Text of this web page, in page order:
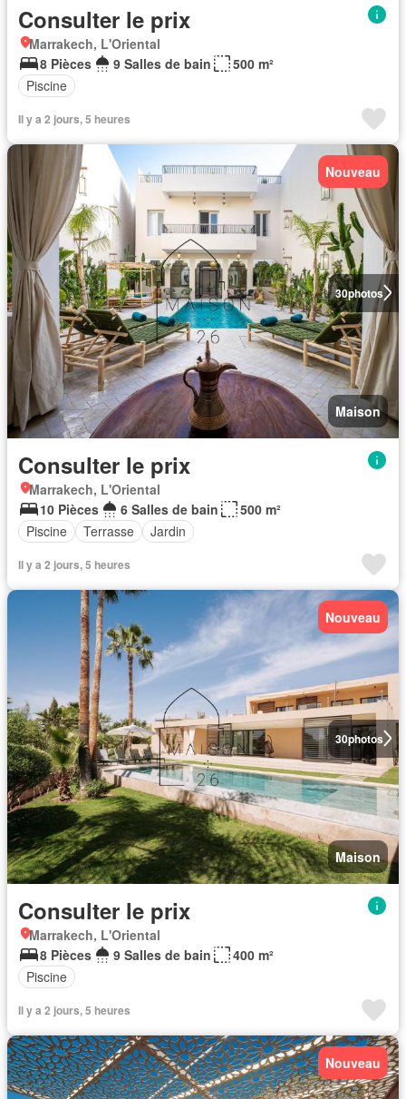
Consulter le prix
Marrakech, L'Oriental
8 Pièces
9 Salles de bain
500 m²
Piscine
Il y a 2 jours, 5 heures
30photos
Nouveau
Maison
Consulter le prix
Marrakech, L'Oriental
10 Pièces
6 Salles de bain
500 m²
Piscine
Terrasse Jardin
Il y a 2 jours, 5 heures
30photos
Nouveau
Maison
Consulter le prix
Marrakech, L'Oriental
8 Pièces
9 Salles de bain
400 m²
Piscine
Il y a 2 jours, 5 heures
Nouveau